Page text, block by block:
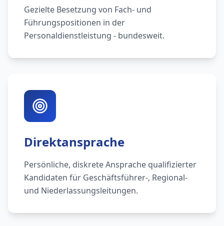
Gezielte Besetzung von Fach- und
Führungspositionen in der
Personaldienstleistung - bundesweit.
Direktansprache
Persönliche, diskrete Ansprache qualifizierter
Kandidaten für Geschäftsführer-, Regional-
und Niederlassungsleitungen.